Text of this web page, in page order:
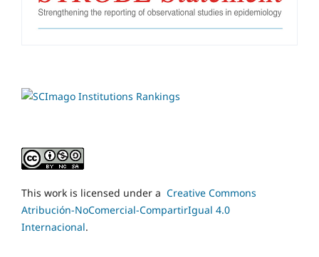
This work is licensed under a Creative Commons
Atribución-NoComercial-CompartirIgual 4.0
Internacional.